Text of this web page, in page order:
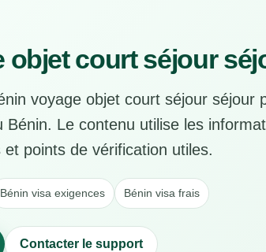
objet court séjour
voyage objet court séjour séjour
Bénin. Le contenu utilise les
points de vérification utiles.
Bénin visa exigences Bénin visa frais
Contacter le support